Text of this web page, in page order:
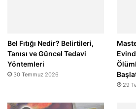
Bel Fıtığı Nedir? Belirtileri,
Tanısı ve Güncel Tedavi
Yöntemleri
30 Temmuz 2026
29